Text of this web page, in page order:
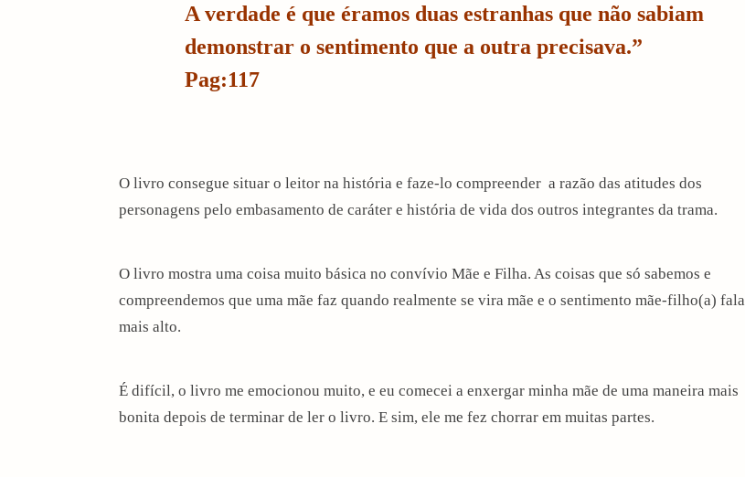
A verdade é que éramos duas estranhas que não sabiam
demonstrar o sentimento que a outra precisava.”
Pag:117
O livro consegue situar o leitor na história e faze-lo compreender a razão das atitudes dos
personagens pelo embasamento de caráter e história de vida dos outros integrantes da trama.
O livro mostra uma coisa muito básica no convívio Mãe e Filha. As coisas que só sabemos e
compreendemos que uma mãe faz quando realmente se vira mãe e o sentimento mãe-filho(a) fala
mais alto.
É difícil, o livro me emocionou muito, e eu comecei a enxergar minha mãe de uma maneira mais
bonita depois de terminar de ler o livro. E sim, ele me fez chorrar em muitas partes.